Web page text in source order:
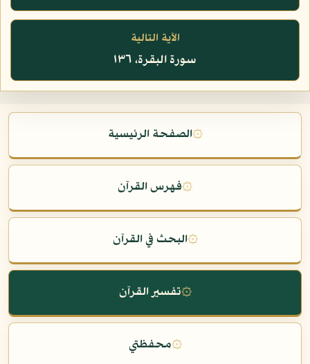
الآية التالية
سورة البقرة، ١٣٦
۞الصفحة الرئيسية
۞فهرس القرآن
۞البحث في القرآن
۞تفسير القرآن
۞محفظتي